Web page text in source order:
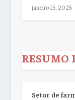
janeiro 15, 2025
RESUMO
Setor de